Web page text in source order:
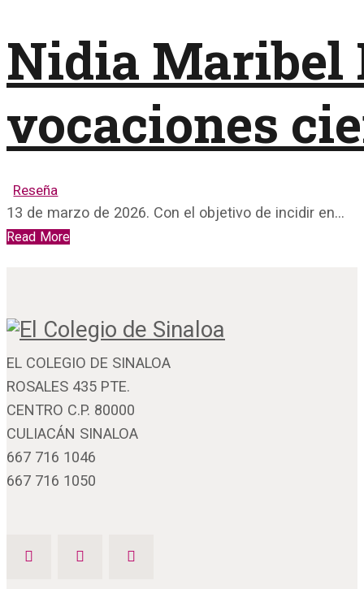
Nidia Maribel
vocaciones
Reseña
13 de marzo de 2026. Con el objetivo de incidir en…
Read More
EL COLEGIO DE SINALOA
ROSALES 435 PTE.
CENTRO C.P. 80000
CULIACÁN SINALOA
667 716 1046
667 716 1050